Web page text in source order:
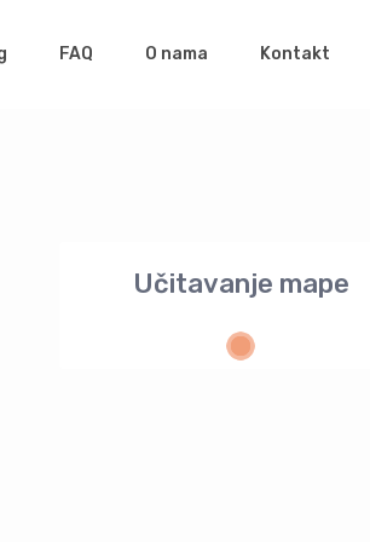
FAQ O nama Kontakt
Učitavanje mape